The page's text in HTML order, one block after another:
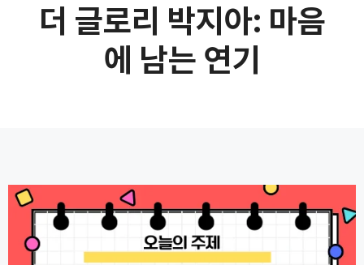
더 글로리 박지아: 마음
에 남는 연기